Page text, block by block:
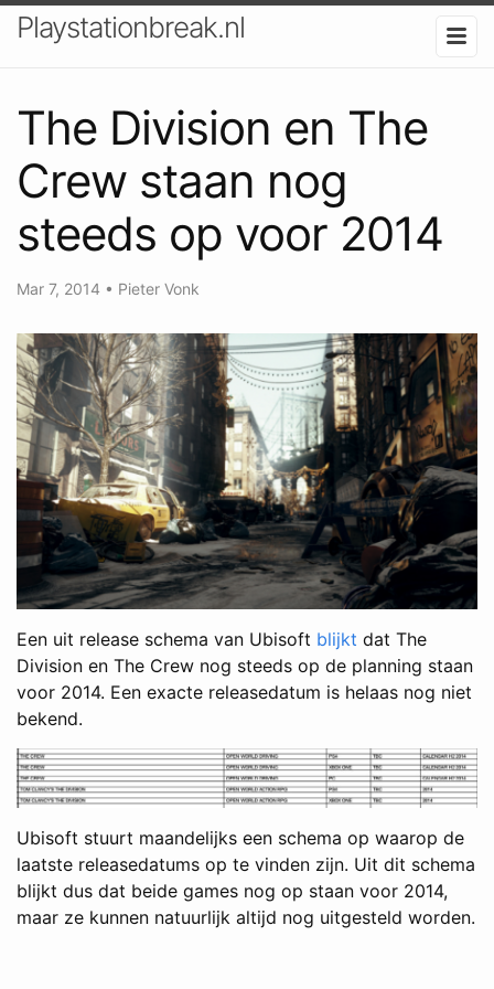
Playstationbreak.nl
The Division en The
Crew staan nog
steeds op voor 2014
Mar 7, 2014 • Pieter Vonk
Een uit release schema van Ubisoft blijkt dat The
Division en The Crew nog steeds op de planning staan
voor 2014. Een exacte releasedatum is helaas nog niet
bekend.
Ubisoft stuurt maandelijks een schema op waarop de
laatste releasedatums op te vinden zijn. Uit dit schema
blijkt dus dat beide games nog op staan voor 2014,
maar ze kunnen natuurlijk altijd nog uitgesteld worden.